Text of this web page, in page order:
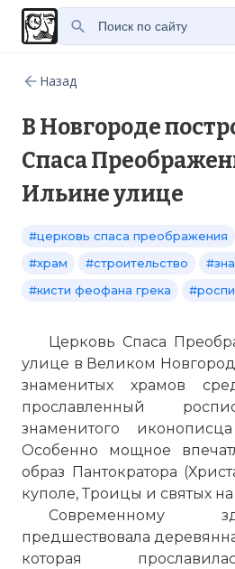
Назад
В Новгороде
Спаса
Ильине улице
#церковь спаса преображения
#храм
#строительство
#кисти феофана грека
Церковь Спаса
улице в Великом
знаменитых храмов
прославленный
знаменитого
Особенно мощное
образ Пантократора
куполе, Троицы и святых на
Современному
предшествовала
которая